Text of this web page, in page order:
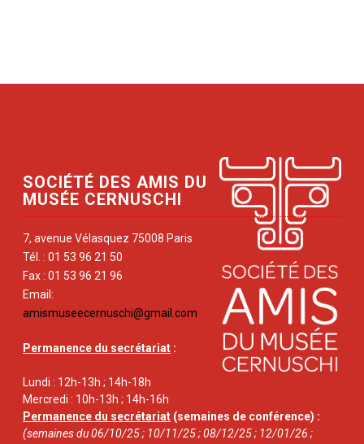
SOCIÉTÉ DES AMIS DU
MUSÉE CERNUSCHI
7, avenue Vélasquez 75008 Paris
Tél. : 01 53 96 21 50
Fax : 01 53 96 21 96
Email:
amismuseecernuschi@gmail.com
Permanence du secrétariat :
Lundi : 12h-13h ; 14h-18h
Mercredi : 10h-13h ; 14h-16h
Permanence du secrétariat (semaines de conférence) :
(semaines du 06/10/25 ; 10/11/25 ; 08/12/25 ; 12/01/26 ;